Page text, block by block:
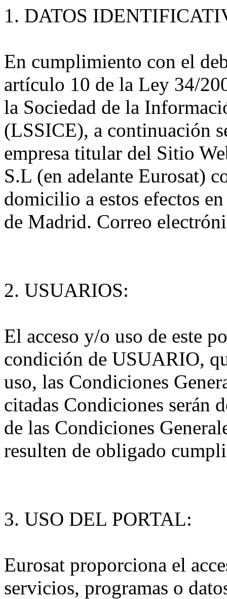
1. DATOS
En cumplimiento con el
artículo 10 de la Ley 34/
la Sociedad de la
(LSSICE), a continuación
empresa titular del Sitio
S.L (en adelante Eurosat)
domicilio a estos efectos
de Madrid. Correo
2. USUARIOS:
El acceso y/o uso de este
condición de USUARIO,
uso, las Condiciones
citadas Condiciones serán
de las Condiciones
resulten de obligado
3. USO DEL PORTAL:
Eurosat proporciona el
servicios, programas o